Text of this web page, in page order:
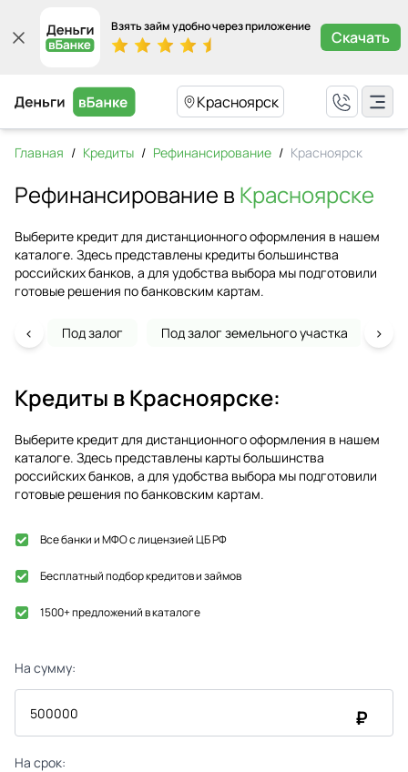
Взять займ удобно через приложение
Скачать
Красноярск
Главная / Кредиты / Рефинансирование / Красноярск
Рефинансирование вКрасноярске
Выберите кредит для дистанционного оформления в нашем
каталоге. Здесь представлены кредиты большинства
российских банков, а для удобства выбора мы подготовили
готовые решения по банковским картам.
Под залог Под залог земельного участка
‹ ›
Кредиты вКрасноярске:
Выберите кредит для дистанционного оформления в нашем
каталоге. Здесь представлены карты большинства
российских банков, а для удобства выбора мы подготовили
готовые решения по банковским картам.
Все банки и МФО с лицензией ЦБ РФ
Бесплатный подбор кредитов и займов
1500+ предложений в каталоге
На сумму:
₽
На срок: